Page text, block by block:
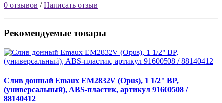
0 отзывов /Написать отзыв
Рекомендуемые товары
Слив донный Emaux EM2832V (Opus), 1 1/2" BP,
(универсальный), ABS-пластик, артикул 91600508 /
88140412